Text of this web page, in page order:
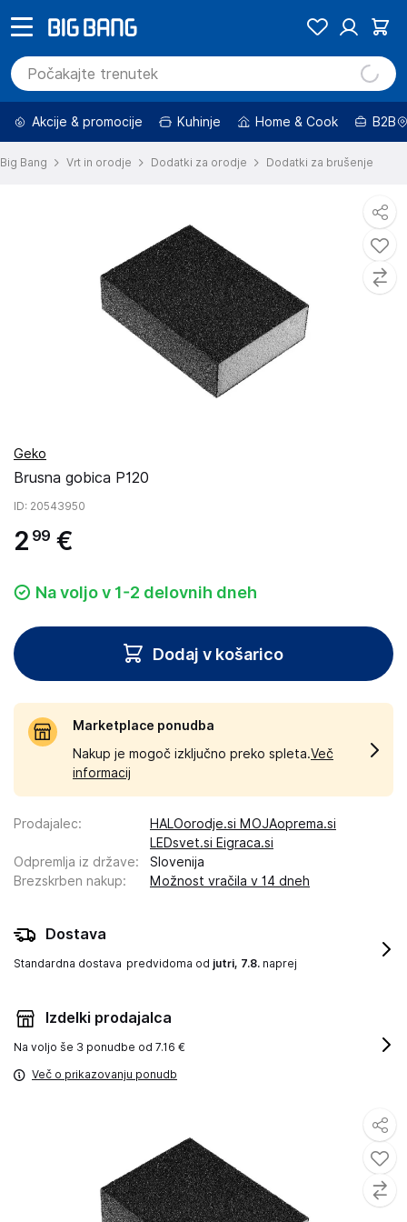
Akcije & promocije Kuhinje Home & Cook B2B
Big Bang Vrt in orodje Dodatki za orodje Dodatki za brušenje
Geko
Brusna gobica P120
ID: 20543950
2 99 €
Na voljo v 1-2 delovnih dneh
Dodaj v košarico
Marketplace ponudba
Nakup je mogoč izključno preko spleta.Več
informacij
Prodajalec:
HALOorodje.si MOJAoprema.si
LEDsvet.si Eigraca.si
Odpremlja iz države:
Slovenija
Brezskrben nakup: Možnost vračila v 14 dneh
Dostava
Standardna dostava predvidoma od jutri, 7.8. naprej
Izdelki prodajalca
Na voljo še 3 ponudbe od 7.16 €
Več o prikazovanju ponudb